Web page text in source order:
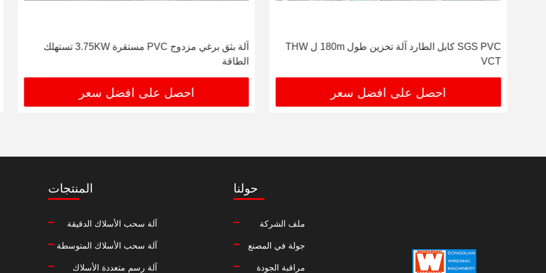
SGS PVC كابل الطارد آلة تخزين طول 180m ل THW
VCT
احصل على افضل سعر
آلة بثق برغي مزدوج PVC مستقرة 3.75KW تستهلك
الطاقة
احصل على افضل سعر
حولنا
ملف الشركة
جولة في المصنع
مراقبة الجودة
المنتجات
آلة سحب الأسلاك الدقيقة
آلة سحب الأسلاك المتوسطة
آلة رسم متعددة الأسلاك